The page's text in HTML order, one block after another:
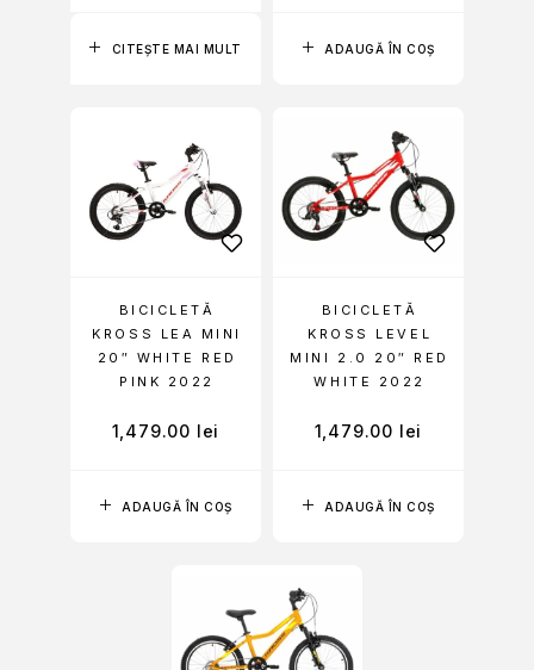
CITEȘTE MAI MULT ADAUGĂ ÎN COȘ
ADAUGĂ ÎN COȘ
BICICLETĂ
KROSS LEA MINI
20″ WHITE RED
PINK 2022
1,479.00 lei
ADAUGĂ ÎN COȘ
BICICLETĂ
KROSS LEVEL
MINI 2.0 20″ RED
WHITE 2022
1,479.00 lei